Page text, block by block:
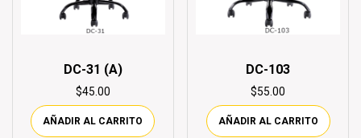
DC-31 (A)
$45.00
AÑADIR AL CARRITO
DC-103
$55.00
AÑADIR AL CARRITO